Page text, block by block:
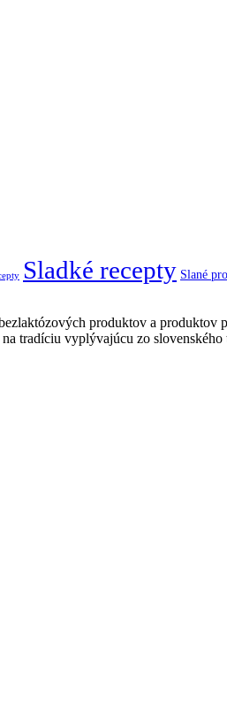
Sladké recepty Slané
produktov a produktov
tradíciu vyplývajúcu zo slovenského